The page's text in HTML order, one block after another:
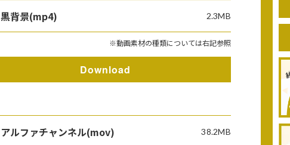
黒背景(mp4) 2.3MB
※動画素材の種類については右記参照
Download
アルファチャンネル(mov) 38.2MB